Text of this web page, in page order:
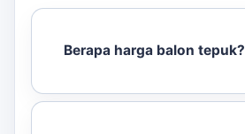
Berapa harga balon tepuk?